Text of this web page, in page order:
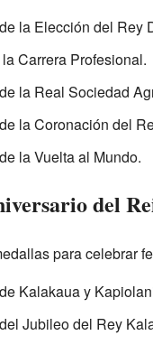
la Elección del Rey
Carrera Profesional.
la Real Sociedad
la Coronación del
la Vuelta al Mundo.
del
para celebrar
Kalakaua y
Jubileo del Rey